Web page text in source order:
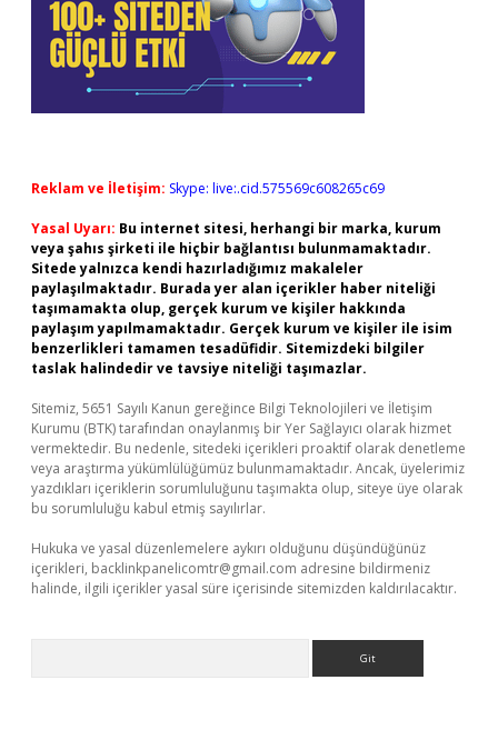
Reklam ve İletişim: Skype: live:.cid.575569c608265c69
Yasal Uyarı: Bu internet sitesi, herhangi bir marka, kurum
veya şahıs şirketi ile hiçbir bağlantısı bulunmamaktadır.
Sitede yalnızca kendi hazırladığımız makaleler
paylaşılmaktadır. Burada yer alan içerikler haber niteliği
taşımamakta olup, gerçek kurum ve kişiler hakkında
paylaşım yapılmamaktadır. Gerçek kurum ve kişiler ile isim
benzerlikleri tamamen tesadüfidir. Sitemizdeki bilgiler
taslak halindedir ve tavsiye niteliği taşımazlar.
Sitemiz, 5651 Sayılı Kanun gereğince Bilgi Teknolojileri ve İletişim
Kurumu (BTK) tarafından onaylanmış bir Yer Sağlayıcı olarak hizmet
vermektedir. Bu nedenle, sitedeki içerikleri proaktif olarak denetleme
veya araştırma yükümlülüğümüz bulunmamaktadır. Ancak, üyelerimiz
yazdıkları içeriklerin sorumluluğunu taşımakta olup, siteye üye olarak
bu sorumluluğu kabul etmiş sayılırlar.
Hukuka ve yasal düzenlemelere aykırı olduğunu düşündüğünüz
içerikleri, backlinkpanelicomtr@gmail.com adresine bildirmeniz
halinde, ilgili içerikler yasal süre içerisinde sitemizden kaldırılacaktır.